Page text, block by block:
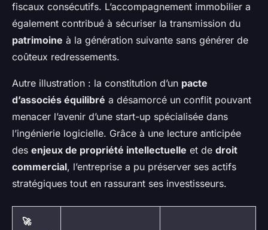
fiscaux consécutifs. L’accompagnement immobilier a
également contribué à sécuriser la transmission du
patrimoine à la génération suivante sans générer de
coûteux redressements.
Autre illustration : la constitution d’un pacte
d’associés équilibré a désamorcé un conflit pouvant
menacer l’avenir d’une start-up spécialisée dans
l’ingénierie logicielle. Grâce à une lecture anticipée
des enjeux de propriété intellectuelle et de droit
commercial, l’entreprise a pu préserver ses actifs
stratégiques tout en rassurant ses investisseurs.
🚀